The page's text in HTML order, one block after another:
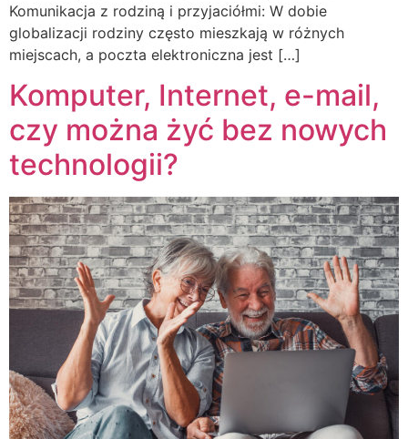
Komunikacja z rodziną i przyjaciółmi: W dobie
globalizacji rodziny często mieszkają w różnych
miejscach, a poczta elektroniczna jest […]
Komputer, Internet, e-mail,
czy można żyć bez nowych
technologii?